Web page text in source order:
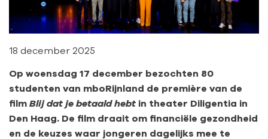
18 december 2025
Op woensdag 17 december bezochten 80
studenten van mboRijnland de première van de
film Blij dat je betaald hebt in theater Diligentia in
Den Haag. De film draait om financiële gezondheid
en de keuzes waar jongeren dagelijks mee te